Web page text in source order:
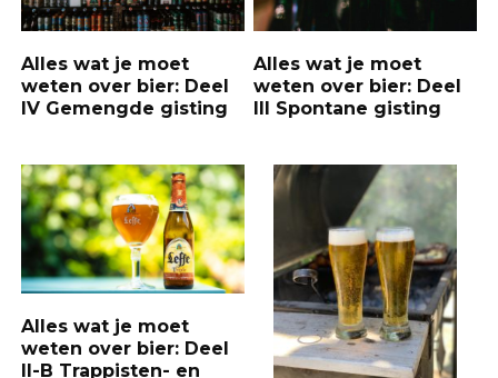
Alles wat je moet
weten over bier: Deel
IV Gemengde gisting
Alles wat je moet
weten over bier: Deel
III Spontane gisting
Alles wat je moet
weten over bier: Deel
II-B Trappisten- en